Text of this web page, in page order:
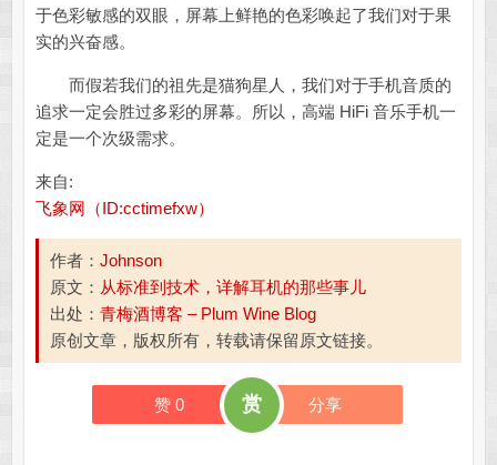
于色彩敏感的双眼，屏幕上鲜艳的色彩唤起了我们对于果
实的兴奋感。
而假若我们的祖先是猫狗星人，我们对于手机音质的
追求一定会胜过多彩的屏幕。所以，高端 HiFi 音乐手机一
定是一个次级需求。
来自:
飞象网（ID:cctimefxw）
作者： Johnson
原文： 从标准到技术，详解耳机的那些事儿
出处： 青梅酒博客 – Plum Wine Blog
原创文章，版权所有，转载请保留原文链接。
赞 0 赏 分享